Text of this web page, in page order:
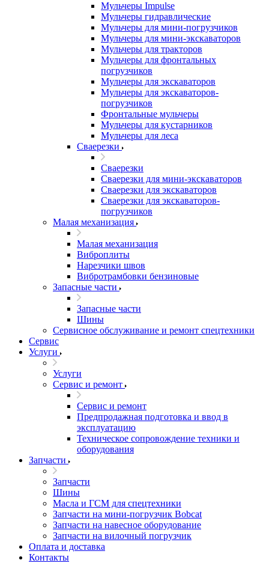
Мульчеры Impulse
Мульчеры гидравлические
Мульчеры для мини-погрузчиков
Мульчеры для мини-экскаваторов
Мульчеры для тракторов
Мульчеры для фронтальных
погрузчиков
Мульчеры для экскаваторов
Мульчеры для экскаваторов-
погрузчиков
Фронтальные мульчеры
Мульчеры для кустарников
Мульчеры для леса
Сваерезки
Сваерезки
Сваерезки для мини-экскаваторов
Сваерезки для экскаваторов
Сваерезки для экскаваторов-
погрузчиков
Малая механизация
Малая механизация
Виброплиты
Нарезчики швов
Вибротрамбовки бензиновые
Запасные части
Запасные части
Шины
Сервисное обслуживание и ремонт спецтехники
Сервис
Услуги
Услуги
Сервис и ремонт
Сервис и ремонт
Предпродажная подготовка и ввод в
эксплуатацию
Техническое сопровождение техники и
оборудования
Запчасти
Запчасти
Шины
Масла и ГСМ для спецтехники
Запчасти на мини-погрузчик Bobcat
Запчасти на навесное оборудование
Запчасти на вилочный погрузчик
Оплата и доставка
Контакты